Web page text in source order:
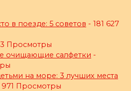
в поезде: 5 советов - 181 627
Просмотры
очищающие салфетки -
на море: 3 лучших места
971 Просмотры